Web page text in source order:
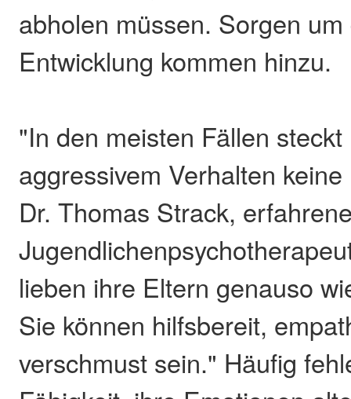
abholen müssen. Sorgen
Entwicklung kommen hinzu.
"In den meisten Fällen
aggressivem Verhalten
Dr. Thomas Strack,
lieben ihre Eltern genauso
Sie können hilfsbereit,
verschmust sein." Häufig